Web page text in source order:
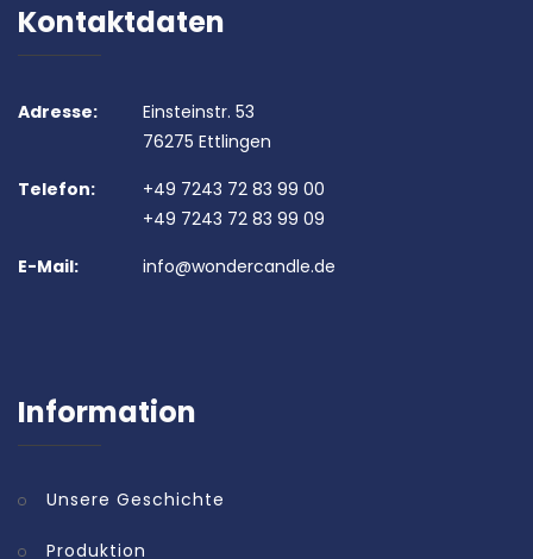
Kontaktdaten
Adresse:
Einsteinstr. 53
76275 Ettlingen
Telefon:
+49 7243 72 83 99 00
+49 7243 72 83 99 09
E-Mail:
info@wondercandle.de
Information
Unsere Geschichte
Produktion